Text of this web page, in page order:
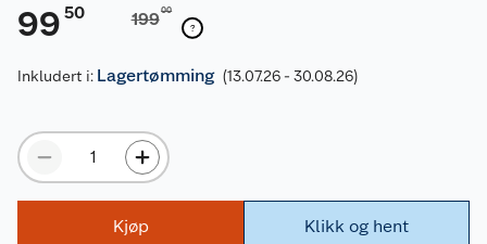
99 50 19900
Inkludert i: Lagertømming (13.07.26 - 30.08.26)
Kjøp Klikk og hent